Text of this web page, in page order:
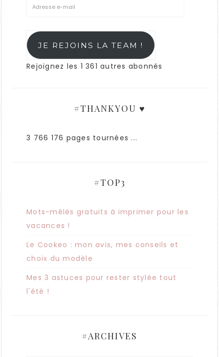
JE REJOINS LA TEAM !
Rejoignez les 1 361 autres abonnés
#THANKYOU ♥
3 766 176 pages tournées ...
#TOP3
Mots-mêlés gratuits à imprimer pour les
vacances !
Le Cookeo : mon avis, mes conseils et
choix du modèle
Mes 3 astuces pour rester stylée tout
l'été !
#ARCHIVES